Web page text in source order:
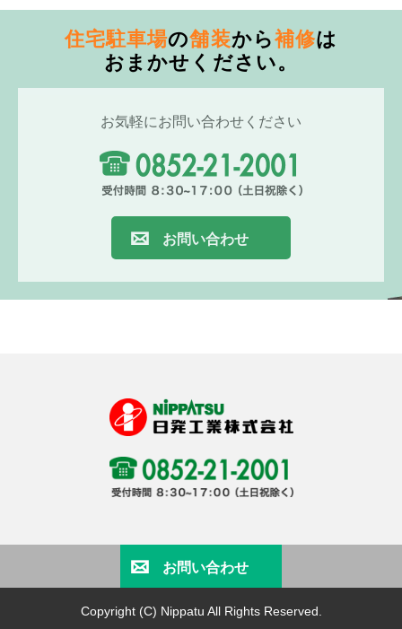
住宅駐車場の舗装から補修は
おまかせください。
お気軽にお問い合わせください
お問い合わせ
お問い合わせ
Copyright (C) Nippatu All Rights Reserved.